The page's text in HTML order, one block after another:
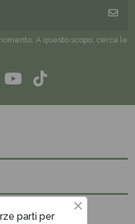
A questo scopo, cerca le
parti per